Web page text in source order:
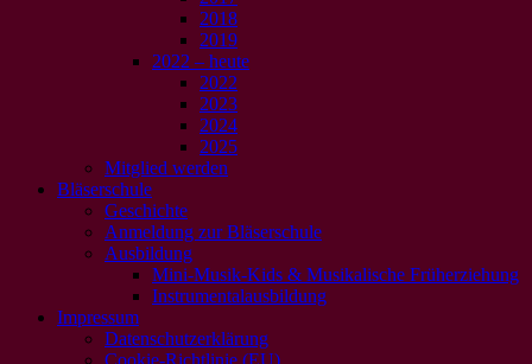
2018
2019
2022 – heute
2022
2023
2024
2025
Mitglied werden
Bläserschule
Geschichte
Anmeldung zur Bläserschule
Ausbildung
Mini-Musik-Kids & Musikalische Früherziehung
Instrumentalausbildung
Impressum
Datenschutzerklärung
Cookie-Richtlinie (EU)